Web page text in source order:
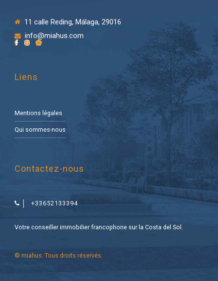
11 calle Reding, Málaga, 29016
info@miahus.com
Liens
Mentions légales
Qui sommes-nous
Contactez-nous
+33652133394
Votre conseiller immobilier francophone sur la Costa del Sol.
© miahus. Tous droits réservés